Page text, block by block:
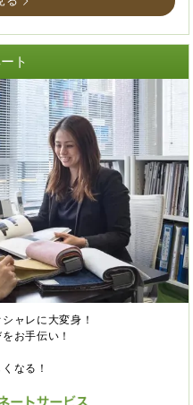
ト
ャレに大変身！
お手伝い！
なる！